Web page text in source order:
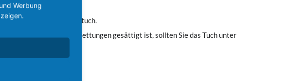
dem trockenen Brillentuch.
mit Schmutz und Verfettungen gesättigt ist, sollten Sie das Tuch unter
Werbung